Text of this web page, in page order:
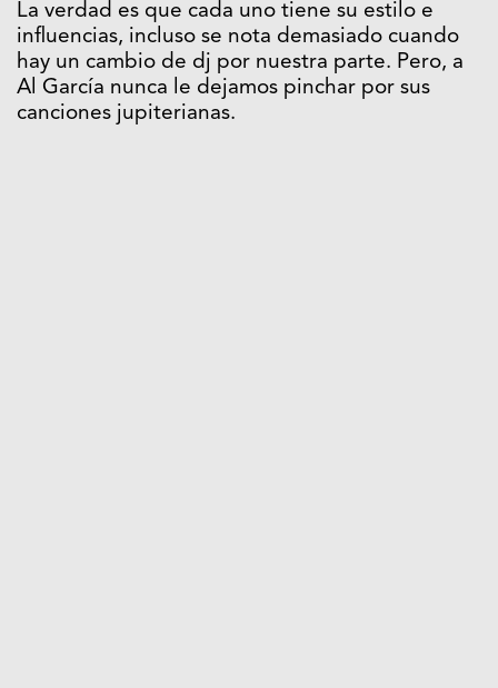
La verdad es que cada uno tiene su estilo e
influencias, incluso se nota demasiado cuando
hay un cambio de dj por nuestra parte. Pero, a
Al García nunca le dejamos pinchar por sus
canciones jupiterianas.